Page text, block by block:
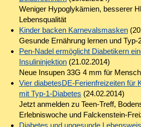
Weniger Hypoglykämien, besserer
Lebensqualität
Kinder backen Karnevalsmasken
Gesunde Ernährung lernen und
Pen-Nadel ermöglicht Diabetikern
Insulininjektion(21.02.2014)
Neue Insupen 33G 4 mm für
Vier diabetesDE-Ferienfreizeiten für
mit Typ-1-Diabetes (24.02.2014)
Jetzt anmelden zu Teen-Treff,
Erlebniswoche und Falckenstein-
Diabetes und ungesunde